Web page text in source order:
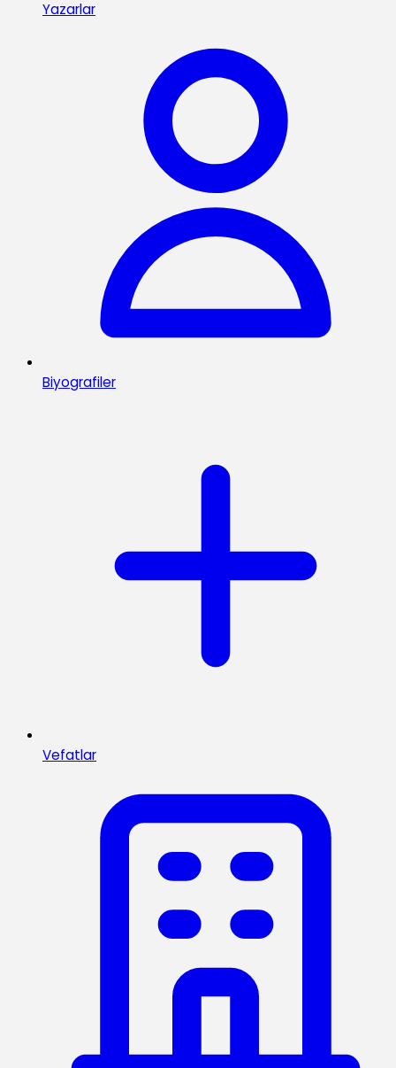
Yazarlar
Biyografiler
Vefatlar